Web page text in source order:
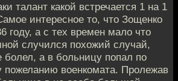
талант какой встречается 1 на 1
интересное то, что Зощенко
году, а с тех времен мало что
случился похожий случай,
болел, а в больницу попал по
пожеланию военкомата. Пролежав